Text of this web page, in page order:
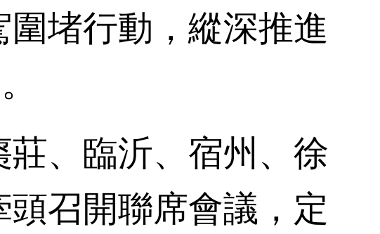
堵行動，縱深推進
、臨沂、宿州、徐
召開聯席會議，定